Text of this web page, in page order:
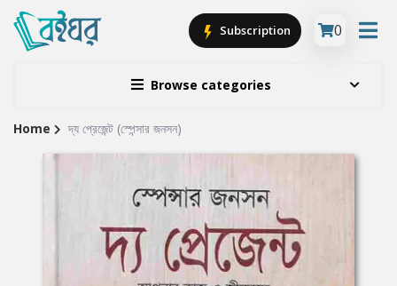
Browse categories
Subscription 0
Site
Home দ্য প্রেজেন্ট (স্পেন্সার জনসন)